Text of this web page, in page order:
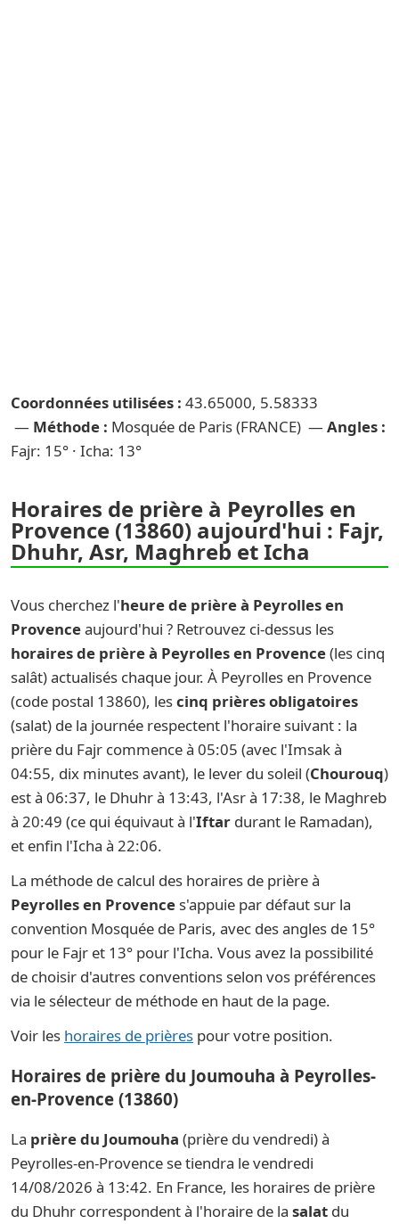
Coordonnées utilisées : 43.65000, 5.58333
— Méthode : Mosquée de Paris (FRANCE) — Angles :
Fajr: 15° · Icha: 13°
Horaires de prière à Peyrolles en
Provence (13860) aujourd'hui : Fajr,
Dhuhr, Asr, Maghreb et Icha
Vous cherchez l'heure de prière à Peyrolles en
Provenceaujourd'hui ? Retrouvez ci-dessus les
horaires de prière à Peyrolles en Provence(les cinq
salât) actualisés chaque jour. À Peyrolles en Provence
(code postal 13860), lescinq prières obligatoires
(salat) de la journée respectent l'horaire suivant : la
prière du Fajr commence à 05:05 (avec l'Imsak à
04:55, dix minutes avant), le lever du soleil (Chourouq)
est à 06:37, le Dhuhr à 13:43, l'Asr à 17:38, le Maghreb
à 20:49 (ce qui équivaut à l'Iftar durant le Ramadan),
et enfin l'Icha à 22:06.
La méthode de calcul des horaires de prière à
Peyrolles en Provence s'appuie par défaut sur la
convention Mosquée de Paris, avec des angles de 15°
pour le Fajr et 13° pour l'Icha. Vous avez la possibilité
de choisir d'autres conventions selon vos préférences
via le sélecteur de méthode en haut de la page.
Voir les horaires de prières pour votre position.
Horaires de prière du Joumouha à Peyrolles-
en-Provence (13860)
La prière du Joumouha (prière du vendredi) à
Peyrolles-en-Provence se tiendra le vendredi
14/08/2026 à 13:42. En France, les horaires de prière
du Dhuhr correspondent à l'horaire de la salat du